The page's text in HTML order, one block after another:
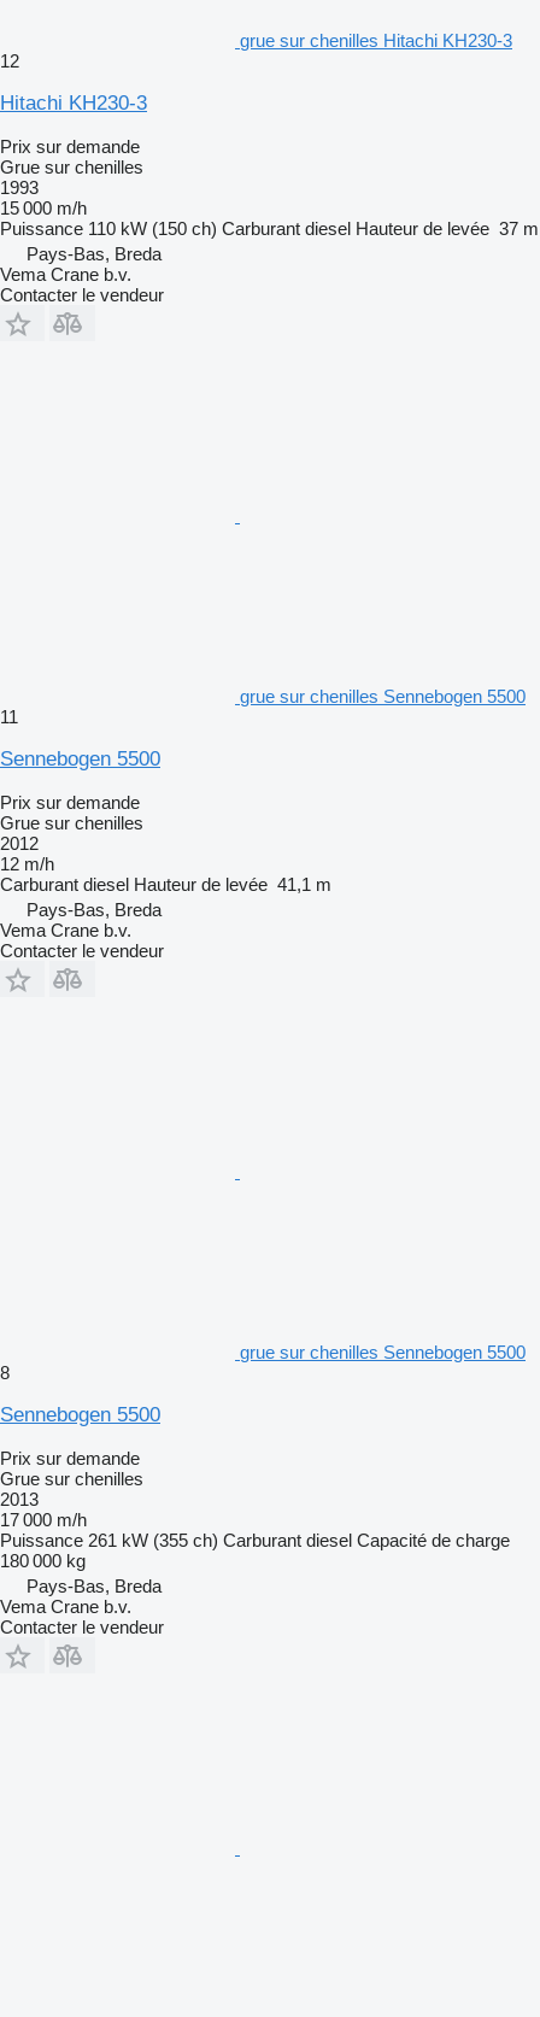
grue sur chenilles Hitachi KH230-3
12
Hitachi KH230-3
Prix sur demande
Grue sur chenilles
1993
15 000 m/h
Puissance 110 kW (150 ch) Carburant diesel Hauteur de levée 37 m
Pays-Bas, Breda
Vema Crane b.v.
Contacter le vendeur
grue sur chenilles Sennebogen 5500
11
Sennebogen 5500
Prix sur demande
Grue sur chenilles
2012
12 m/h
Carburant diesel Hauteur de levée 41,1 m
Pays-Bas, Breda
Vema Crane b.v.
Contacter le vendeur
grue sur chenilles Sennebogen 5500
8
Sennebogen 5500
Prix sur demande
Grue sur chenilles
2013
17 000 m/h
Puissance 261 kW (355 ch) Carburant diesel Capacité de charge
180 000 kg
Pays-Bas, Breda
Vema Crane b.v.
Contacter le vendeur